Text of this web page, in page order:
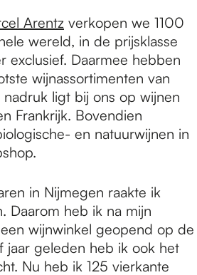
e
p
a
g
e
Arentz verkopen we 1100
wereld, in de prijsklasse
exclusief. Daarmee hebben
wijnassortimenten van
ligt bij ons op wijnen
Frankrijk. Bovendien
en natuurwijnen in
in Nijmegen raakte ik
Daarom heb ik na mijn
wijnwinkel geopend op de
jaar geleden heb ik ook het
Nu heb ik 125 vierkante